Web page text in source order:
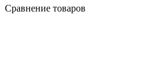
Сравнение товаров